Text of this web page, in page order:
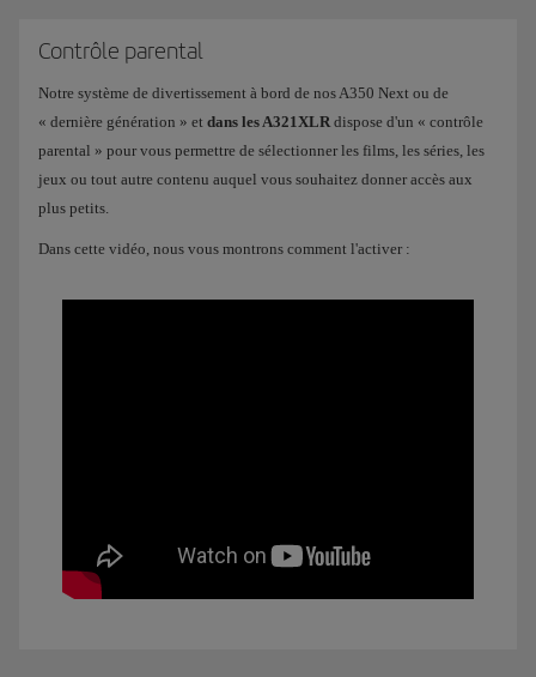
Contrôle parental
Notre système de divertissement à bord de nos A350 Next ou de
« dernière génération » et dans les A321XLRdispose d'un « contrôle
parental » pour vous permettre de sélectionner les films, les séries, les
jeux ou tout autre contenu auquel vous souhaitez donner accès aux
plus petits.
Dans cette vidéo, nous vous montrons comment l'activer :